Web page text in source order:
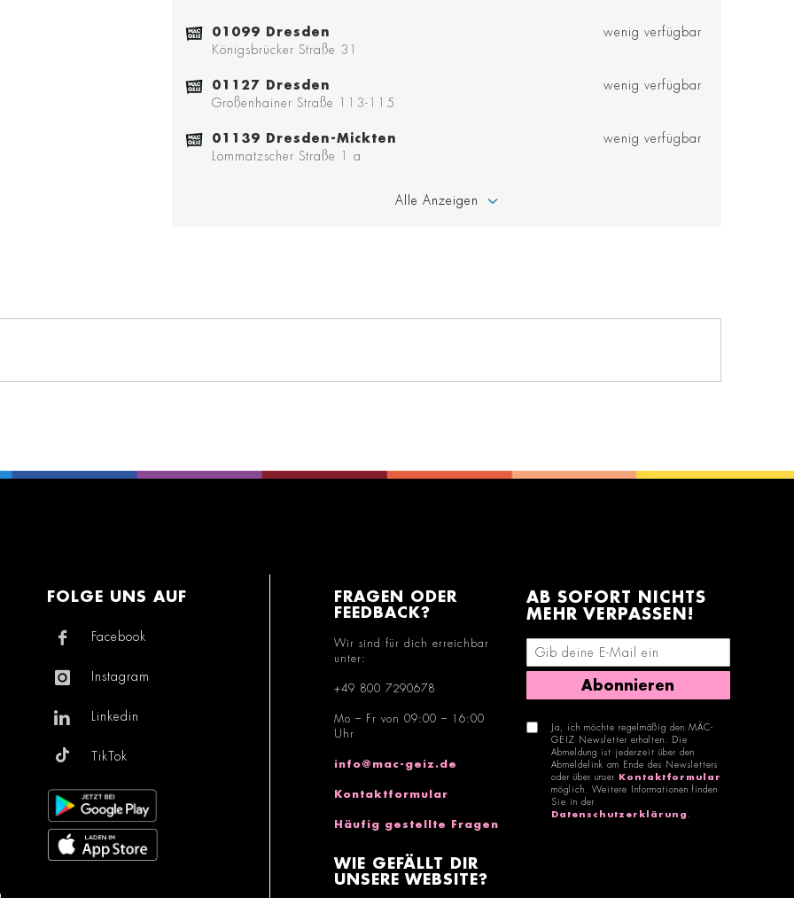
01099 Dresden
Königsbrücker Straße 31
wenig verfügbar
01127 Dresden
Großenhainer Straße 113-115
wenig verfügbar
01139 Dresden-Mickten
Lommatzscher Straße 1 a
wenig verfügbar
Alle Anzeigen
FOLGE UNS AUF
Facebook
Instagram
Linkedin
TikTok
FRAGEN ODER
FEEDBACK?
Wir sind für dich erreichbar
unter:
+49 800 7290678
Mo – Fr von 09:00 – 16:00
Uhr
info@mac-geiz.de
Kontaktformular
Häufig gestellte Fragen
WIE GEFÄLLT DIR
UNSERE WEBSITE?
AB SOFORT NICHTS
MEHR VERPASSEN!
E-Mail-Adresse eingeben
Abonnieren
Ja, ich möchte regelmäßig den MÄC-
GEIZ Newsletter erhalten. Die
Abmeldung ist jederzeit über den
Abmeldelink am Ende des Newsletters
oder über unser
Kontaktformular
möglich. Weitere Informationen finden
Sie in der
Datenschutzerklärung .